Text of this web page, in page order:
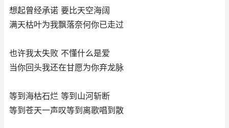
想起曾经承诺 要比天空海阔
满天枯叶为我飘落奈何你已走过
也许我太失败 不懂什么是爱
当你回头我还在甘愿为你弃龙脉
等到海枯石烂 等到山河斩断
等到苍天一声叹等到离歌唱到散